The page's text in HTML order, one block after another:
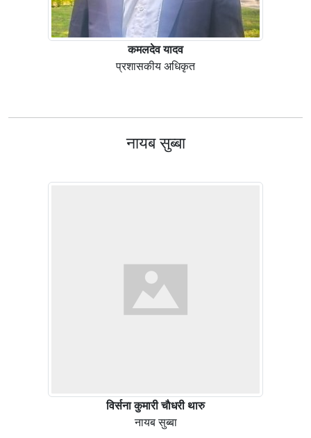
कमलदेव यादव
प्रशासकीय अधिकृत
नायब सुब्बा
विर्सना कुमारी चाैधरी थारु
नायब सुब्बा